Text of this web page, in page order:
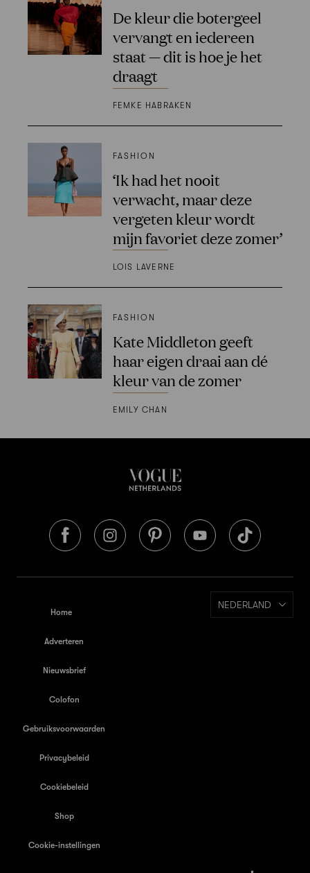
De kleur die botergeel
vervangt en iedereen
staat — dit is hoe je het
draagt
FEMKE HABRAKEN
FASHION
‘Ik had het nooit
verwacht, maar deze
vergeten kleur wordt
mijn favoriet deze zomer’
LOIS LAVERNE
FASHION
Kate Middleton geeft
haar eigen draai aan dé
kleur van de zomer
EMILY CHAN
Home
Adverteren
Nieuwsbrief
Colofon
Gebruiksvoorwaarden
Privacybeleid
Cookiebeleid
Shop
Cookie-instellingen
NEDERLAND